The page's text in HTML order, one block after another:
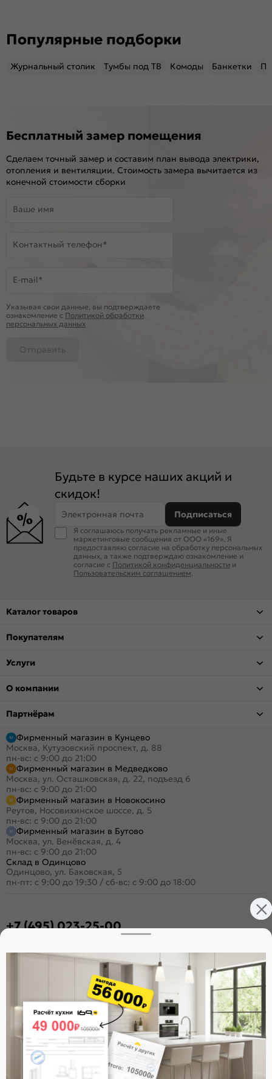
Популярные подборки
Журнальный столик Тумбы под ТВ Комоды Банкетки
Бесплатный замер помещения
Сделаем точный замер и составим план вывода электрики,
отопления и вентиляции. Стоимость замера вычитается из
конечной стоимости сборки
Ваше имя
Контактный телефон*
E-mail*
Указывая свои данные, вы подтверждаете
ознакомление c Политикой обработки
персональных данных
Отправить
Будьте в курсе наших акций и
скидок!
Электронная почта Подписаться
Я соглашаюсь получать рекламные и иные
маркетинговые сообщения от ООО «169». Я
предоставляю согласие на обработку персональных
данных, а также подтверждаю ознакомление и
согласие с Политикой конфиденциальности и
Пользовательским соглашением
Каталог товаров
Покупателям
Услуги
О компании
Партнёрам
Фирменный магазин в Кунцево
Москва, Кутузовский проспект, д. 88
пн-вс: с 9:00 до 21:00
Фирменный магазин в Медведково
Москва, ул. Осташковская, д. 22, подъезд 6
пн-вс: с 9:00 до 21:00
Фирменный магазин в Новокосино
Реутов, Носовихинское шоссе, д. 5
пн-вс: с 9:00 до 21:00
Фирменный магазин в Бутово
Москва, ул. Венёвская, д. 4
пн-вс: с 9:00 до 21:00
Склад в Одинцово
Одинцово, ул. Баковская, 5
пн-пт: с 9:00 до 19:30 / сб-вс: с 9:00 до 18:00
+7 (495) 023-25-00
Стать дилером
Расскажите о нас
Поделиться
Оцените магазин
ИКС 1180